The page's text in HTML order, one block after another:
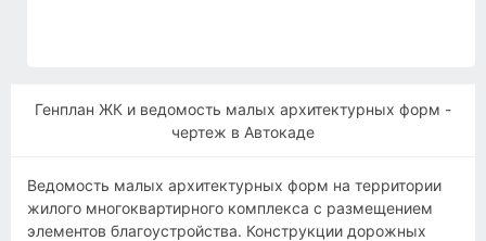
Генплан ЖК и ведомость малых архитектурных форм -
чертеж в Автокаде
Ведомость малых архитектурных форм на территории
жилого многоквартирного комплекса с размещением
элементов благоустройства. Конструкции дорожных